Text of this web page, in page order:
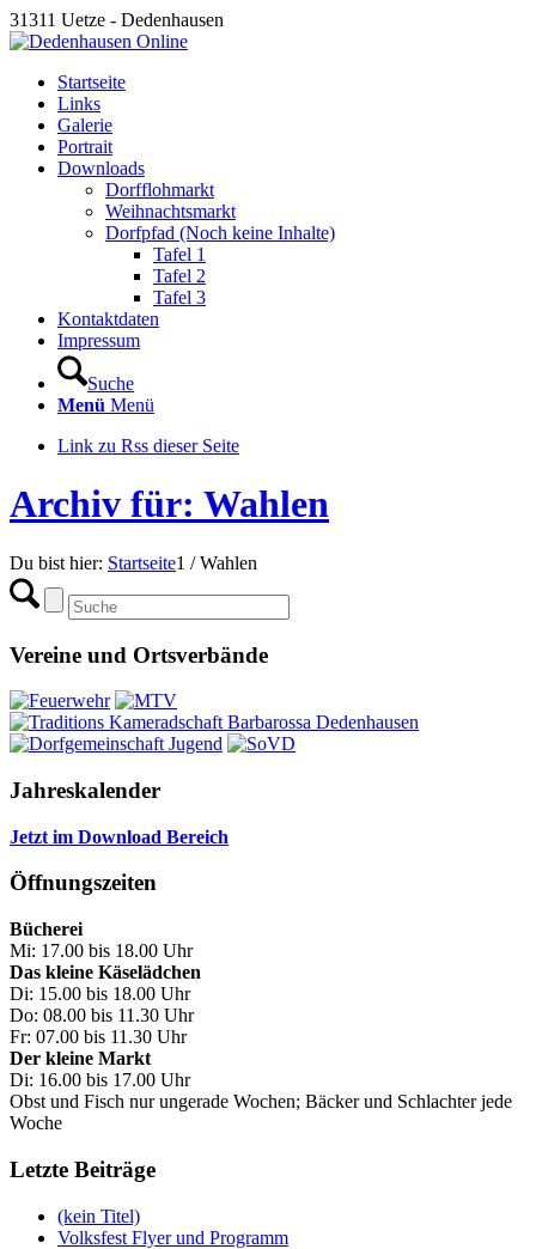
31311 Uetze - Dedenhausen
Startseite
Links
Galerie
Portrait
Downloads
Dorfflohmarkt
Weihnachtsmarkt
Dorfpfad (Noch keine Inhalte)
Tafel 1
Tafel 2
Tafel 3
Kontaktdaten
Impressum
Suche
Menü Menü
Link zu Rss dieser Seite
Archiv für: Wahlen
Du bist hier: Startseite1 / Wahlen
Vereine und Ortsverbände
Jahreskalender
Jetzt im Download Bereich
Öffnungszeiten
Bücherei
Mi: 17.00 bis 18.00 Uhr
Das kleine Käselädchen
Di: 15.00 bis 18.00 Uhr
Do: 08.00 bis 11.30 Uhr
Fr: 07.00 bis 11.30 Uhr
Der kleine Markt
Di: 16.00 bis 17.00 Uhr
Obst und Fisch nur ungerade Wochen; Bäcker und Schlachter jede
Woche
Letzte Beiträge
(kein Titel)
Volksfest Flyer und Programm